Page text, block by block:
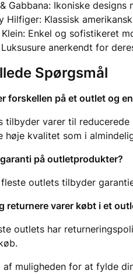
Gabbana: Ikoniske designs
Hilfiger: Klassisk
Klein: Enkel og sofistikeret
Luksusure anerkendt for
Spørgsmål
forskellen på et outlet og
tilbyder varer til
høje kvalitet som i
på outletprodukter?
outlets tilbyder
returnere varer købt i et
outlets har
af muligheden for at fylde